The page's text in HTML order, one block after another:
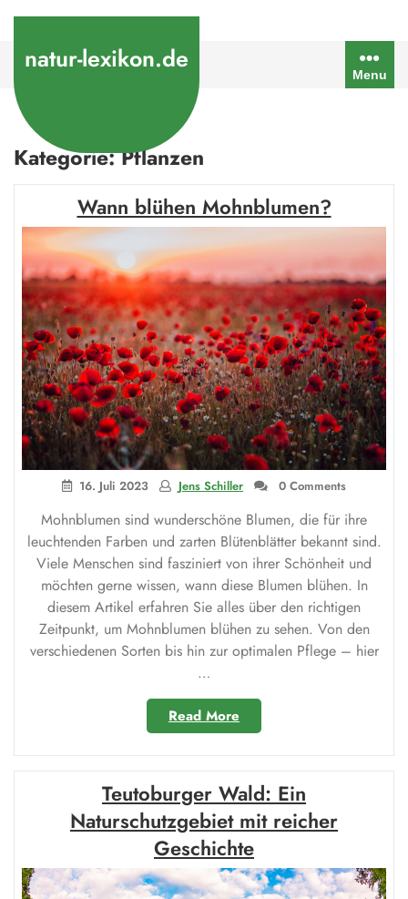
contentnatur-lexikon.de Menu
Kategorie:Pflanzen
Wann blühen Mohnblumen?
16. Juli 2023 Jens Schiller 0 Comments
Mohnblumen sind wunderschöne Blumen, die für ihre
leuchtenden Farben und zarten Blütenblätter bekannt sind.
Viele Menschen sind fasziniert von ihrer Schönheit und
möchten gerne wissen, wann diese Blumen blühen. In
diesem Artikel erfahren Sie alles über den richtigen
Zeitpunkt, um Mohnblumen blühen zu sehen. Von den
verschiedenen Sorten bis hin zur optimalen Pflege – hier
…
Read More
blühen
Mohnblumen?“
Teutoburger Wald: Ein
Naturschutzgebiet mit reicher
Geschichte